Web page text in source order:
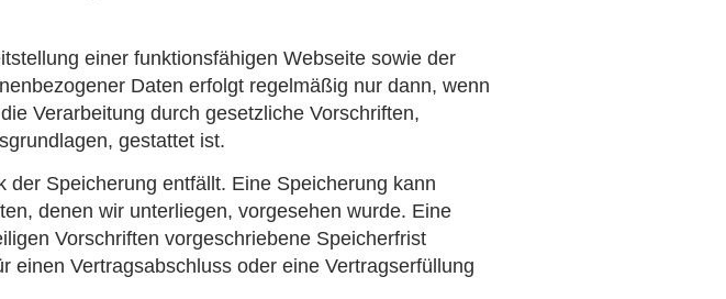
einer funktionsfähigen Webseite sowie der
Daten erfolgt regelmäßig nur dann, wenn
Verarbeitung durch gesetzliche Vorschriften,
gestattet ist.
Speicherung entfällt. Eine Speicherung kann
denen wir unterliegen, vorgesehen wurde. Eine
Vorschriften vorgeschriebene Speicherfrist
Vertragsabschluss oder eine Vertragserfüllung